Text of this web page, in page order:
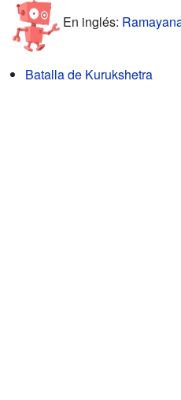
En inglés:
Batalla de Kurukshetra